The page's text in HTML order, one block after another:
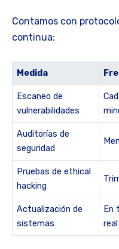
Contamos con
continua:
Medida
Escaneo de
vulnerabilidades
Auditorías de
seguridad
Pruebas de ethical
hacking
Actualización de
sistemas
En
real